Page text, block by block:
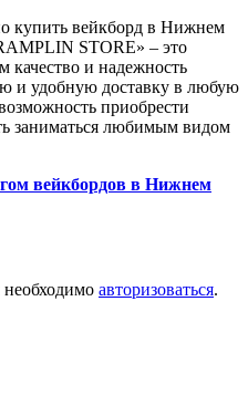
купить вейкборд в Нижнем
STORE» – это
и надежность
и удобную доставку в любую
приобрести
заниматься любимым видом
вейкбордов в Нижнем
авторизоваться.